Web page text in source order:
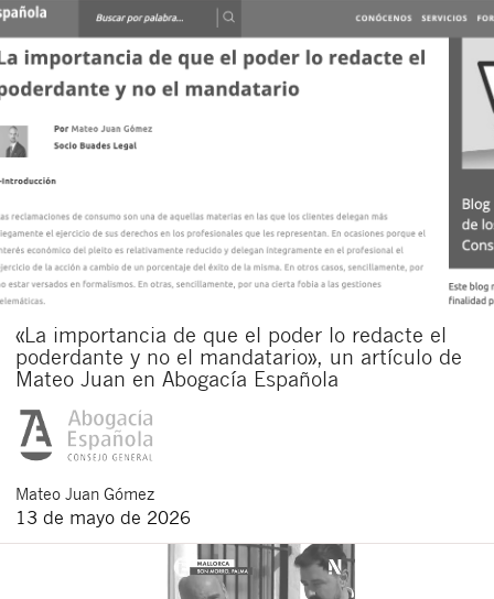
«La importancia de que el poder lo redacte el
poderdante y no el mandatario», un artículo de
Mateo Juan en Abogacía Española
Mateo Juan Gómez
13 de mayo de 2026